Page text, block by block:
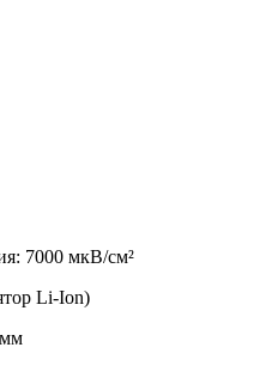
7000 мкВ/см²
Li-Ion)